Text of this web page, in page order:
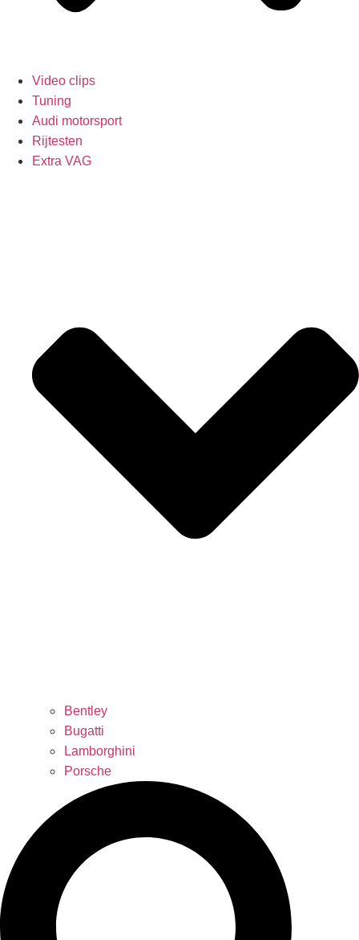
Video clips
Tuning
Audi motorsport
Rijtesten
Extra VAG
Bentley
Bugatti
Lamborghini
Porsche